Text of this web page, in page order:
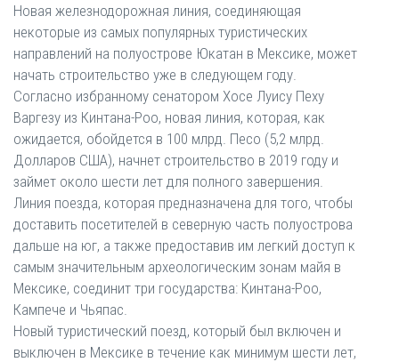
Новая железнодорожная линия, соединяющая
некоторые из самых популярных туристических
направлений на полуострове Юкатан в Мексике, может
начать строительство уже в следующем году.
Согласно избранному сенатором Хосе Луису Пеху
Варгезу из Кинтана-Роо, новая линия, которая, как
ожидается, обойдется в 100 млрд. Песо (5,2 млрд.
Долларов США), начнет строительство в 2019 году и
займет около шести лет для полного завершения.
Линия поезда, которая предназначена для того, чтобы
доставить посетителей в северную часть полуострова
дальше на юг, а также предоставив им легкий доступ к
самым значительным археологическим зонам майя в
Мексике, соединит три государства: Кинтана-Роо,
Кампече и Чьяпас.
Новый туристический поезд, который был включен и
выключен в Мексике в течение как минимум шести лет,